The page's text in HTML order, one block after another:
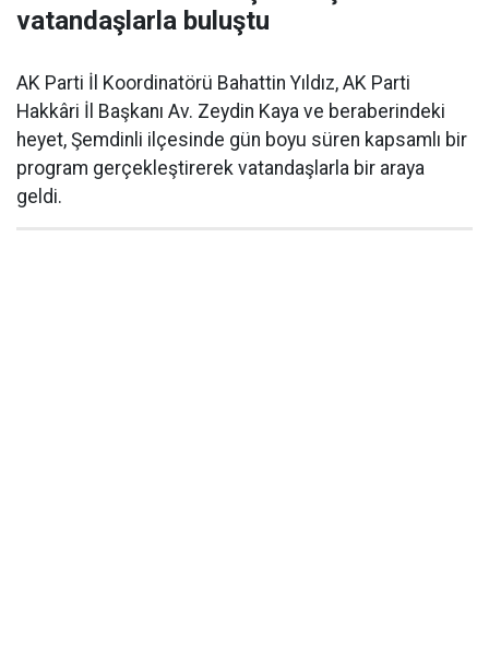
vatandaşlarla buluştu
AK Parti İl Koordinatörü Bahattin Yıldız, AK Parti
Hakkâri İl Başkanı Av. Zeydin Kaya ve beraberindeki
heyet, Şemdinli ilçesinde gün boyu süren kapsamlı bir
program gerçekleştirerek vatandaşlarla bir araya
geldi.